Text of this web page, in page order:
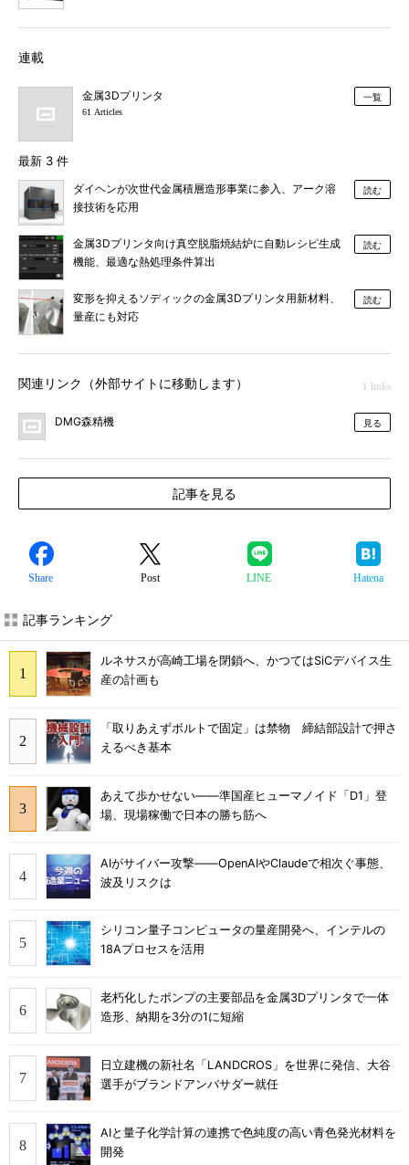
連載
金属3Dプリンタ
61 Articles
一覧
最新 3 件
ダイヘンが次世代金属積層造形事業に参入、アーク溶
接技術を応用
読む
金属3Dプリンタ向け真空脱脂焼結炉に自動レシピ生成
機能、最適な熱処理条件算出
読む
変形を抑えるソディックの金属3Dプリンタ用新材料、
量産にも対応
読む
関連リンク（外部サイトに移動します） 1 links
DMG森精機 見る
記事を見る
Share Post LINE Hatena
記事ランキング
ルネサスが高崎工場を閉鎖へ、かつてはSiCデバイス生
産の計画も
「取りあえずボルトで固定」は禁物 締結部設計で押さ
えるべき基本
あえて歩かせない――準国産ヒューマノイド「D1」登
場、現場稼働で日本の勝ち筋へ
AIがサイバー攻撃――OpenAIやClaudeで相次ぐ事態、
波及リスクは
シリコン量子コンピュータの量産開発へ、インテルの
18Aプロセスを活用
老朽化したポンプの主要部品を金属3Dプリンタで一体
造形、納期を3分の1に短縮
日立建機の新社名「LANDCROS」を世界に発信、大谷
選手がブランドアンバサダー就任
AIと量子化学計算の連携で色純度の高い青色発光材料を
開発